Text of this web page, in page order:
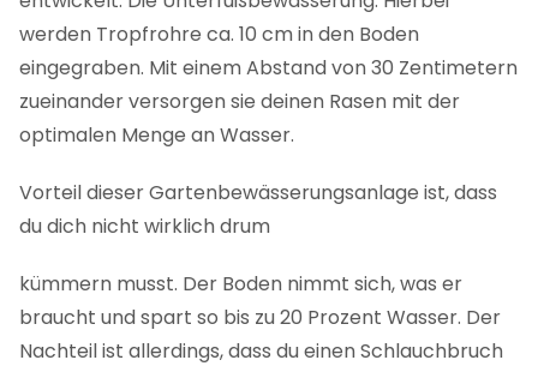
werden Tropfrohre ca. 10 cm in den Boden
eingegraben. Mit einem Abstand von 30 Zentimetern
zueinander versorgen sie deinen Rasen mit der
optimalen Menge an Wasser.
Vorteil dieser Gartenbewässerungsanlage ist, dass
du dich nicht wirklich drum
kümmern musst. Der Boden nimmt sich, was er
braucht und spart so bis zu 20 Prozent Wasser. Der
Nachteil ist allerdings, dass du einen Schlauchbruch